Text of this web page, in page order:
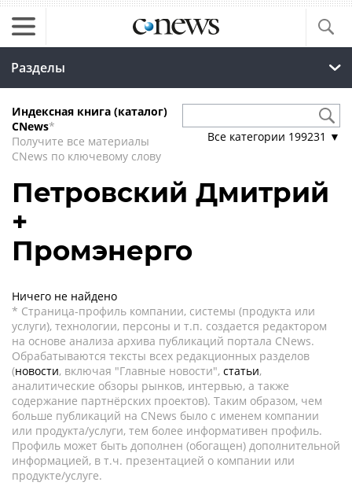
Разделы
Индексная книга (каталог)
CNews*
Получите все материалы
CNews по ключевому слову
Все категории 199231 ▼
Петровский Дмитрий
+
Промэнерго
Ничего не найдено
* Страница-профиль компании, системы (продукта или
услуги), технологии, персоны и т.п. создается редактором
на основе анализа архива публикаций портала CNews.
Обрабатываются тексты всех редакционных разделов
(новости, включая "Главные новости", статьи,
аналитические обзоры рынков, интервью, а также
содержание партнёрских проектов). Таким образом, чем
больше публикаций на CNews было с именем компании
или продукта/услуги, тем более информативен профиль.
Профиль может быть дополнен (обогащен) дополнительной
информацией, в т.ч. презентацией о компании или
продукте/услуге.